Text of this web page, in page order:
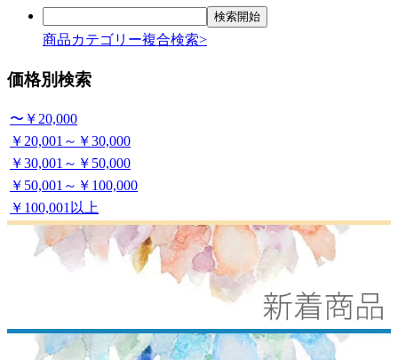
商品カテゴリー複合検索>
価格別検索
〜￥20,000
￥20,001～￥30,000
￥30,001～￥50,000
￥50,001～￥100,000
￥100,001以上